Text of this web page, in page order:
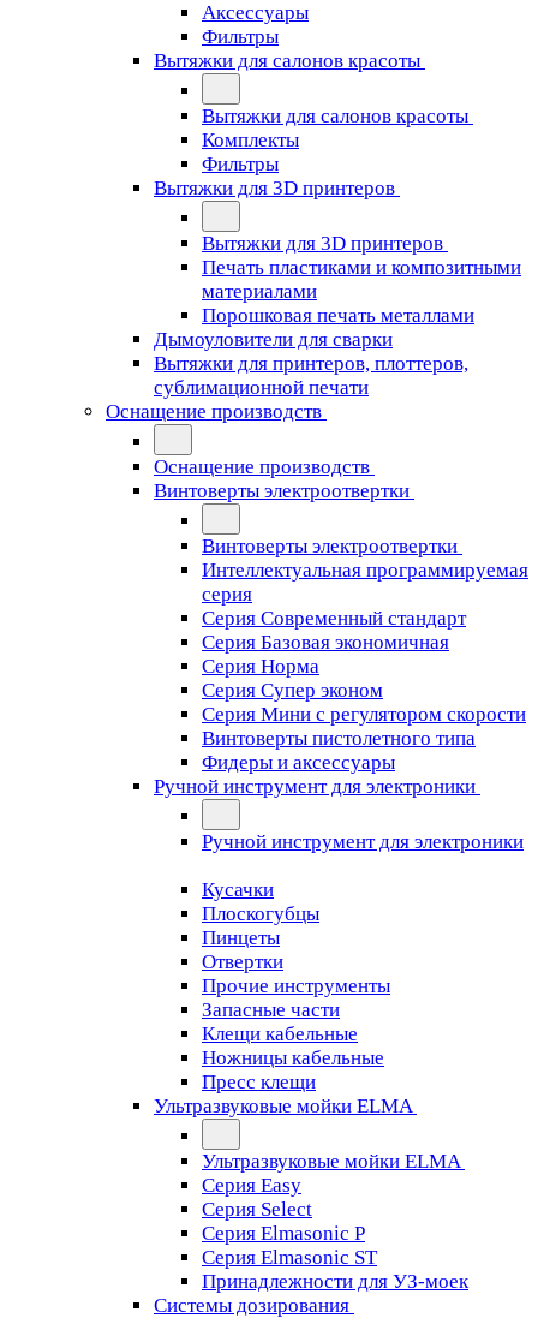
Аксессуары
Фильтры
Вытяжки для салонов красоты
Вытяжки для салонов красоты
Комплекты
Фильтры
Вытяжки для 3D принтеров
Вытяжки для 3D принтеров
Печать пластиками и композитными
материалами
Порошковая печать металлами
Дымоуловители для сварки
Вытяжки для принтеров, плоттеров,
сублимационной печати
Оснащение производств
Оснащение производств
Винтоверты электроотвертки
Винтоверты электроотвертки
Интеллектуальная программируемая
серия
Серия Современный стандарт
Серия Базовая экономичная
Серия Норма
Серия Cупер эконом
Серия Мини с регулятором скорости
Винтоверты пистолетного типа
Фидеры и аксессуары
Ручной инструмент для электроники
Ручной инструмент для электроники
Кусачки
Плоскогубцы
Пинцеты
Отвертки
Прочие инструменты
Запасные части
Клещи кабельные
Ножницы кабельные
Пресс клещи
Ультразвуковые мойки ELMA
Ультразвуковые мойки ELMA
Серия Easy
Серия Select
Серия Elmasonic P
Серия Elmasonic ST
Принадлежности для УЗ-моек
Системы дозирования